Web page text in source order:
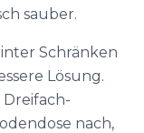
sauber.
Schränken
Lösung.
Dreifach-
nach,